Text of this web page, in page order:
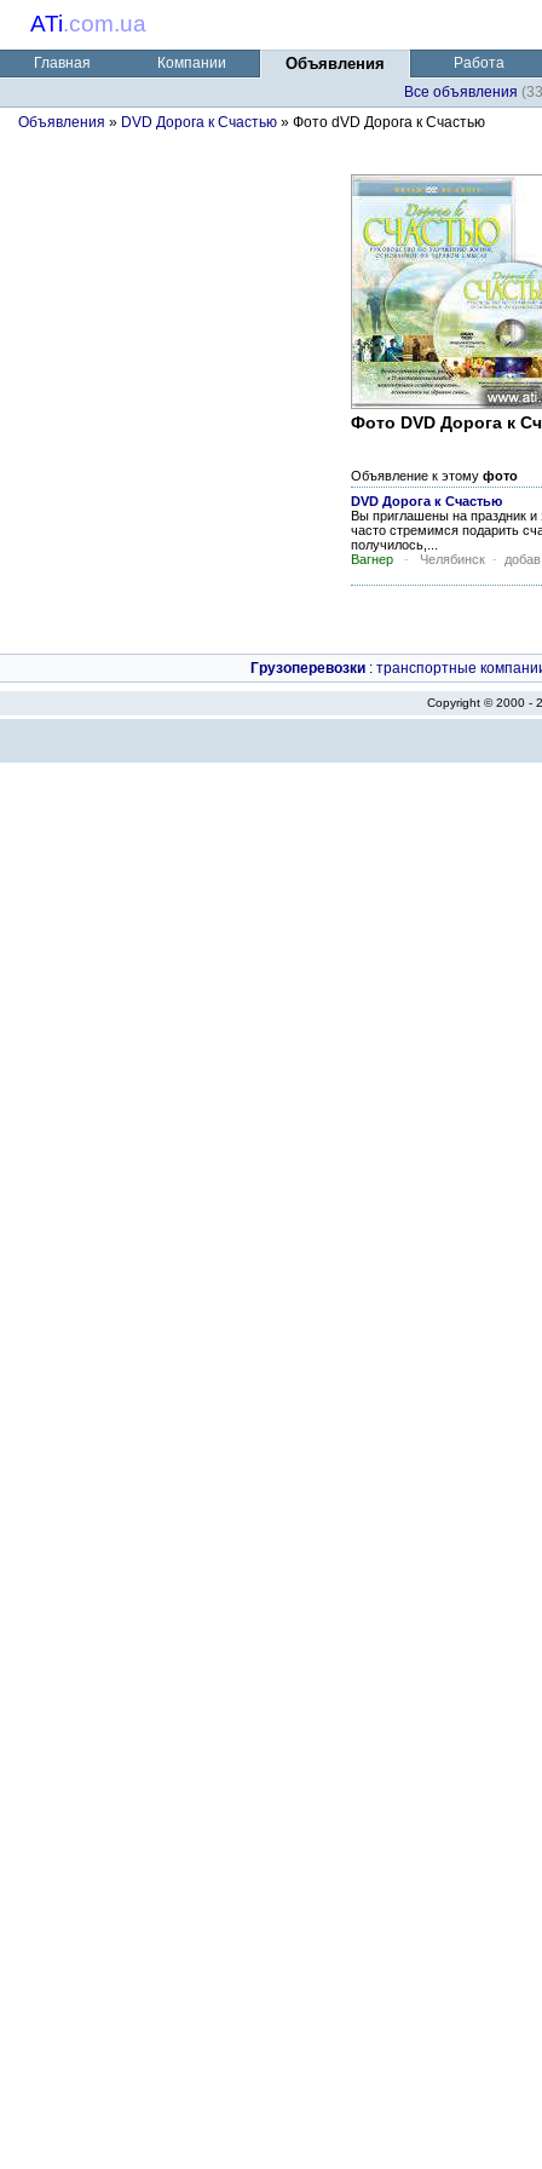
ATi.com.ua
Главная Компании Объявления
Работа
Все объявления
Объявления » DVD Дорога к Счастью » Фото dVD Дорога к Счастью
Фото DVD Дорога к
Объявление к этому фото
DVD Дорога к Счастью
Вы приглашены на праздник
часто стремимся подарить
получилось,...
Вагнер - Челябинск -
Грузоперевозки : транспортные
Copyright © 2000 -